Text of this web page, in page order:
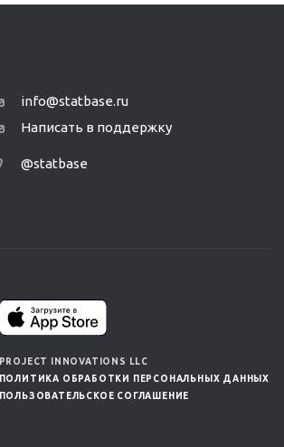
info@statbase.ru
Написать в поддержку
@statbase
PROJECT INNOVATIONS LLC
ПОЛИТИКА ОБРАБОТКИ ПЕРСОНАЛЬНЫХ ДАННЫХ
ПОЛЬЗОВАТЕЛЬСКОЕ СОГЛАШЕНИЕ